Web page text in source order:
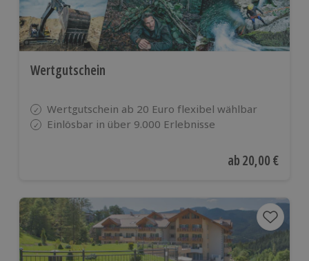
Wertgutschein
Wertgutschein ab 20 Euro flexibel wählbar
Einlösbar in über 9.000 Erlebnisse
Aktueller Preis
ab20,00 €